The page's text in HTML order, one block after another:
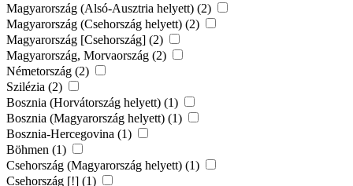
Magyarország (Alsó-Ausztria helyett) (2)
Magyarország (Csehország helyett) (2)
Magyarország [Csehország] (2)
Magyarország, Morvaország (2)
Németország (2)
Szilézia (2)
Bosznia (Horvátország helyett) (1)
Bosznia (Magyarország helyett) (1)
Bosznia-Hercegovina (1)
Böhmen (1)
Csehország (Magyarország helyett) (1)
Csehország [!] (1)